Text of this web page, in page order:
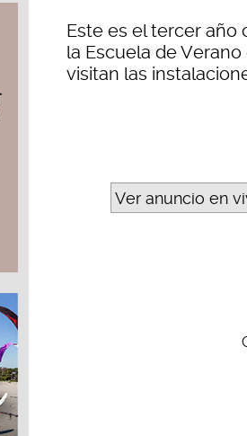
Este es el tercer año
la Escuela de
visitan las
Ver anuncio en